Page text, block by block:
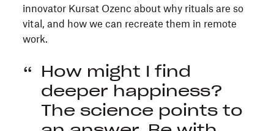
innovator Kursat Ozenc about why rituals are so
vital, and how we can recreate them in remote
work.
How might I find
deeper happiness?
The science points to